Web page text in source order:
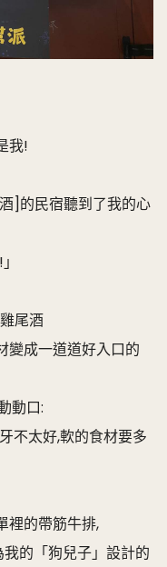
我!
]的民宿聽到了我的心
尾酒
變成一道道好入口的
動口:
不太好,軟的食材要多
裡的帶筋牛排,
的「狗兒子」設計的